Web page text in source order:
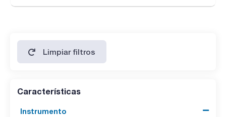
Limpiar filtros
Características
Instrumento